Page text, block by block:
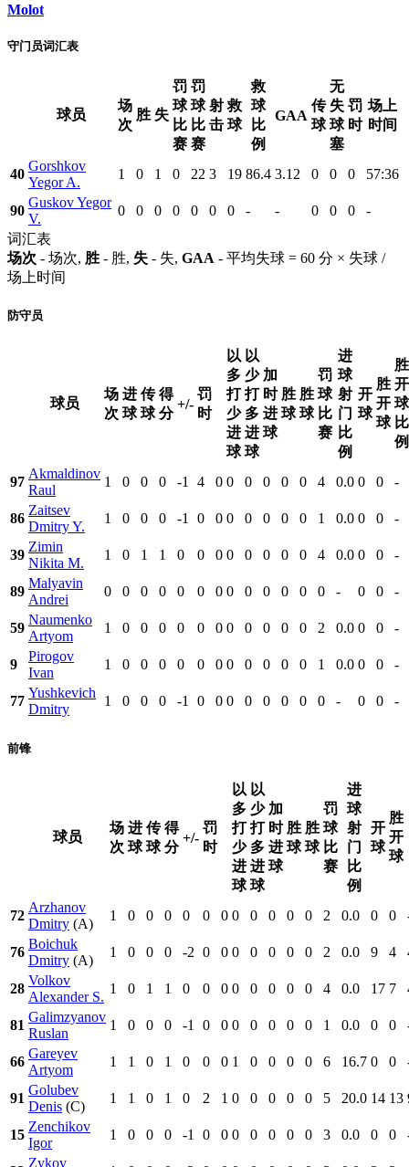
Molot
守门员词汇表
球员
场
次
胜 失
罚
球
比
赛
罚
球
比
赛
射
击
救
球
救
球
比
例
GAA
传
球
无
失
球
塞
罚
时
场上
时间
40
Gorshkov
Yegor A.
1 0 1 0 22 3 19 86.4 3.12 0 0 0 57:36
90
Guskov Yegor
V.
0 0 0 0 0 0 0 - - 0 0 0
-
词汇表
场次 - 场次, 胜 - 胜, 失 - 失, GAA - 平均失球 = 60 分 × 失球 /
场上时间
防守员
球员
场
次
进
球
传
球
得
分
+/-
罚
时
以
多
打
少
进
球
以
少
打
多
进
球
加
时
进
球
胜
球
胜
球
罚
球
比
赛
进
球
射
门
比
例
开
球
胜
开
球
胜
开
球
比
例
97
Akmaldinov
Raul
1 0 0 0 -1 4 0 0 0 0 0 0 4 0.0 0 0 -
86
Zaitsev
Dmitry Y.
1 0 0 0 -1 0 0 0 0 0 0 0 1 0.0 0 0 -
39
Zimin
Nikita M.
1 0 1 1 0 0 0 0 0 0 0 0 4 0.0 0 0 -
89
Malyavin
Andrei
0 0 0 0 0 0 0 0 0 0 0 0 0 - 0 0 -
59
Naumenko
Artyom
1 0 0 0 0 0 0 0 0 0 0 0 2 0.0 0 0 -
9
Pirogov
Ivan
1 0 0 0 0 0 0 0 0 0 0 0 1 0.0 0 0 -
77
Yushkevich
Dmitry
1 0 0 0 -1 0 0 0 0 0 0 0 0 - 0 0 -
前锋
球员
场
次
进
球
传
球
得
分
+/-
罚
时
以
多
打
少
进
球
以
少
打
多
进
球
加
时
进
球
胜
球
胜
球
罚
球
比
赛
进
球
射
门
比
例
开
球
胜
开
球
72
Arzhanov
Dmitry (A)
1 0 0 0 0 0 0 0 0 0 0 0 2 0.0 0 0
76
Boichuk
Dmitry (A)
1 0 0 0 -2 0 0 0 0 0 0 0 2 0.0 9 4
28
Volkov
Alexander S.
1 0 1 1 0 0 0 0 0 0 0 0 4 0.0 17 7
81
Galimzyanov
Ruslan
1 0 0 0 -1 0 0 0 0 0 0 0 1 0.0 0 0
66
Gareyev
Artyom
1 1 0 1 0 0 0 1 0 0 0 0 6 16.7 0 0
91
Golubev
Denis (C)
1 1 0 1 0 2 1 0 0 0 0 0 5 20.0 14 13
15
Zenchikov
Igor
1 0 0 0 -1 0 0 0 0 0 0 0 3 0.0 0 0
Zykov